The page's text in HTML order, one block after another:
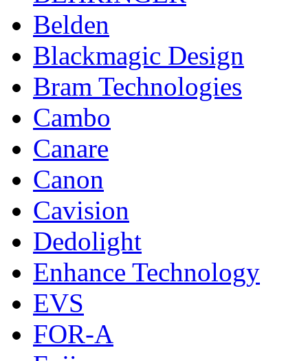
Belden
Blackmagic Design
Bram Technologies
Cambo
Canare
Canon
Cavision
Dedolight
Enhance Technology
EVS
FOR-A